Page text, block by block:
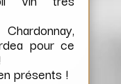
pour ce
présents !